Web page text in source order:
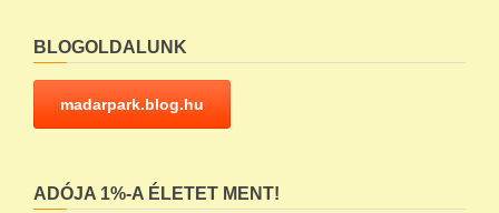
BLOGOLDALUNK
madarpark.blog.hu
ADÓJA 1%-A ÉLETET MENT!